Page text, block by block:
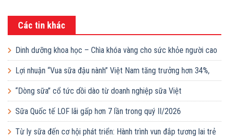
Các tin khác
Dinh dưỡng khoa học – Chìa khóa vàng cho sức khỏe người cao
tuổi
Lợi nhuận “Vua sữa đậu nành” Việt Nam tăng trưởng hơn 34%,
công ty mẹ sắp chi gần 368 tỷ đồng trả cổ tức trong tháng 8
“Dòng sữa” cổ tức dồi dào từ doanh nghiệp sữa Việt
Sữa Quốc tế LOF lãi gấp hơn 7 lần trong quý II/2026
Từ ly sữa đến cơ hội phát triển: Hành trình vun đắp tương lai trẻ